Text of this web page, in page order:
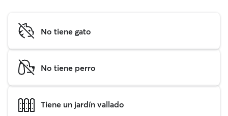
No tiene gato
No tiene perro
Tiene un jardín vallado